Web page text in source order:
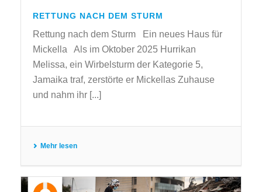
RETTUNG NACH DEM STURM
Rettung nach dem Sturm Ein neues Haus für
Mickella Als im Oktober 2025 Hurrikan
Melissa, ein Wirbelsturm der Kategorie 5,
Jamaika traf, zerstörte er Mickellas Zuhause
und nahm ihr [...]
Mehr lesen